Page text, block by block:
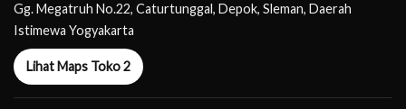
Gg. Megatruh No.22, Caturtunggal, Depok, Sleman, Daerah
Istimewa Yogyakarta
Lihat Maps Toko 2